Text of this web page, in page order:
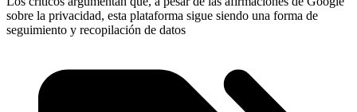
sobre la privacidad, esta plataforma sigue siendo una forma de
seguimiento y recopilación de datos